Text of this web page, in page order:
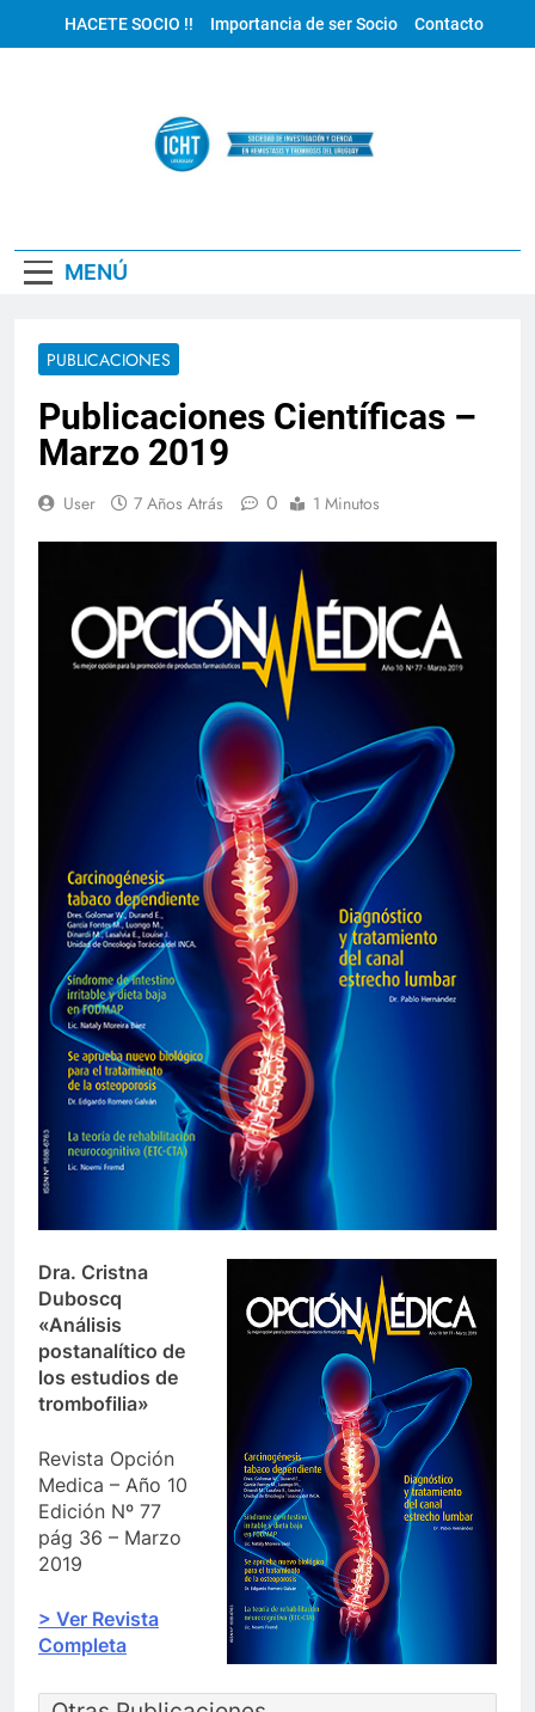
HACETE SOCIO !! Importancia de ser Socio Contacto
MENÚ
PUBLICACIONES
Publicaciones Científicas –
Marzo 2019
User 7 Años Atrás 0 1 Minutos
Dra. Cristna
Duboscq
«Análisis
postanalítico de
los estudios de
trombofilia»
Revista Opción
Medica – Año 10
Edición Nº 77
pág 36 – Marzo
2019
> Ver Revista
Completa